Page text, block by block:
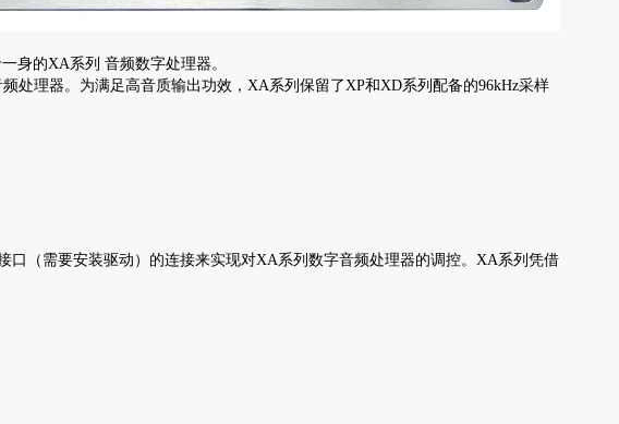
身的XA系列 音频数字处理器。
理器。为满足高音质输出功效，XA系列保留了XP和XD系列配备的96kHz采样
口（需要安装驱动）的连接来实现对XA系列数字音频处理器的调控。XA系列凭借